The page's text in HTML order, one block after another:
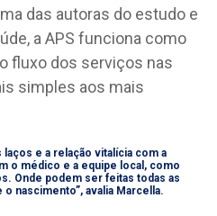
das autoras do estudo e
a APS funciona como
fluxo dos serviços nas
simples aos mais
laços e a relação vitalícia com a
o médico e a equipe local, como
Onde podem ser feitas todas as
nascimento”, avalia Marcella.